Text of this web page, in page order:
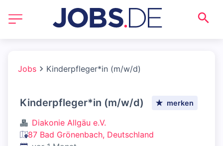
Jobs Kinderpfleger*in (m/w/d)
Kinderpfleger*in (m/w/d) merken
Diakonie Allgäu e.V.
87 Bad Grönenbach, Deutschland